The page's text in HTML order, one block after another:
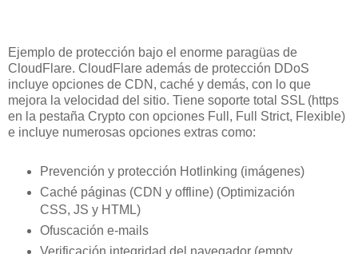
Ejemplo de protección bajo el enorme paragüas de
CloudFlare. CloudFlare además de protección DDoS
incluye opciones de CDN, caché y demás, con lo que
mejora la velocidad del sitio. Tiene soporte total SSL (https
en la pestaña Crypto con opciones Full, Full Strict, Flexible)
e incluye numerosas opciones extras como:
Prevención y protección Hotlinking (imágenes)
Caché páginas (CDN y offline) (Optimización
CSS, JS y HTML)
Ofuscación e-mails
Verificación integridad del navegador (empty